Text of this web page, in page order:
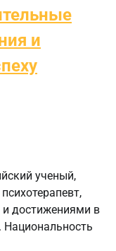
и
ученый,
и достижениями в
Национальность